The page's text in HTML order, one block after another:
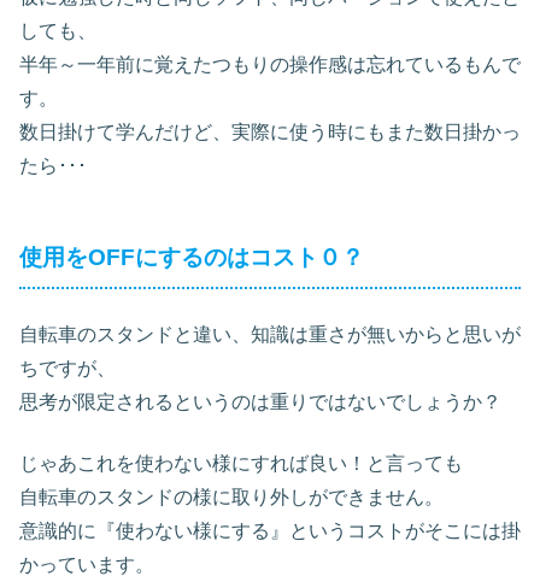
しても、
半年～一年前に覚えたつもりの操作感は忘れているもんで
す。
数日掛けて学んだけど、実際に使う時にもまた数日掛かっ
たら･･･
使用をOFFにするのはコスト０？
自転車のスタンドと違い、知識は重さが無いからと思いが
ちですが、
思考が限定されるというのは重りではないでしょうか？
じゃあこれを使わない様にすれば良い！と言っても
自転車のスタンドの様に取り外しができません。
意識的に『使わない様にする』というコストがそこには掛
かっています。